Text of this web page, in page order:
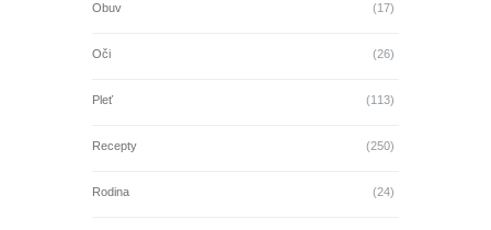
Obuv (17)
Oči (26)
Pleť (113)
Recepty (250)
Rodina (24)